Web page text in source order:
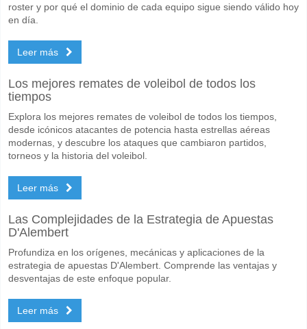
roster y por qué el dominio de cada equipo sigue siendo válido hoy
en día.
Leer más
Los mejores remates de voleibol de todos los
tiempos
Explora los mejores remates de voleibol de todos los tiempos,
desde icónicos atacantes de potencia hasta estrellas aéreas
modernas, y descubre los ataques que cambiaron partidos,
torneos y la historia del voleibol.
Leer más
Las Complejidades de la Estrategia de Apuestas
D'Alembert
Profundiza en los orígenes, mecánicas y aplicaciones de la
estrategia de apuestas D'Alembert. Comprende las ventajas y
desventajas de este enfoque popular.
Leer más